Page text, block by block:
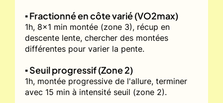
▪️ Fractionné en côte varié (VO2max)
1h, 8x1 min montée (zone 3), récup en
descente lente, chercher des montées
différentes pour varier la pente.
▪️ Seuil progressif (Zone 2)
1h, montée progressive de l'allure, terminer
avec 15 min à intensité seuil (zone 2).